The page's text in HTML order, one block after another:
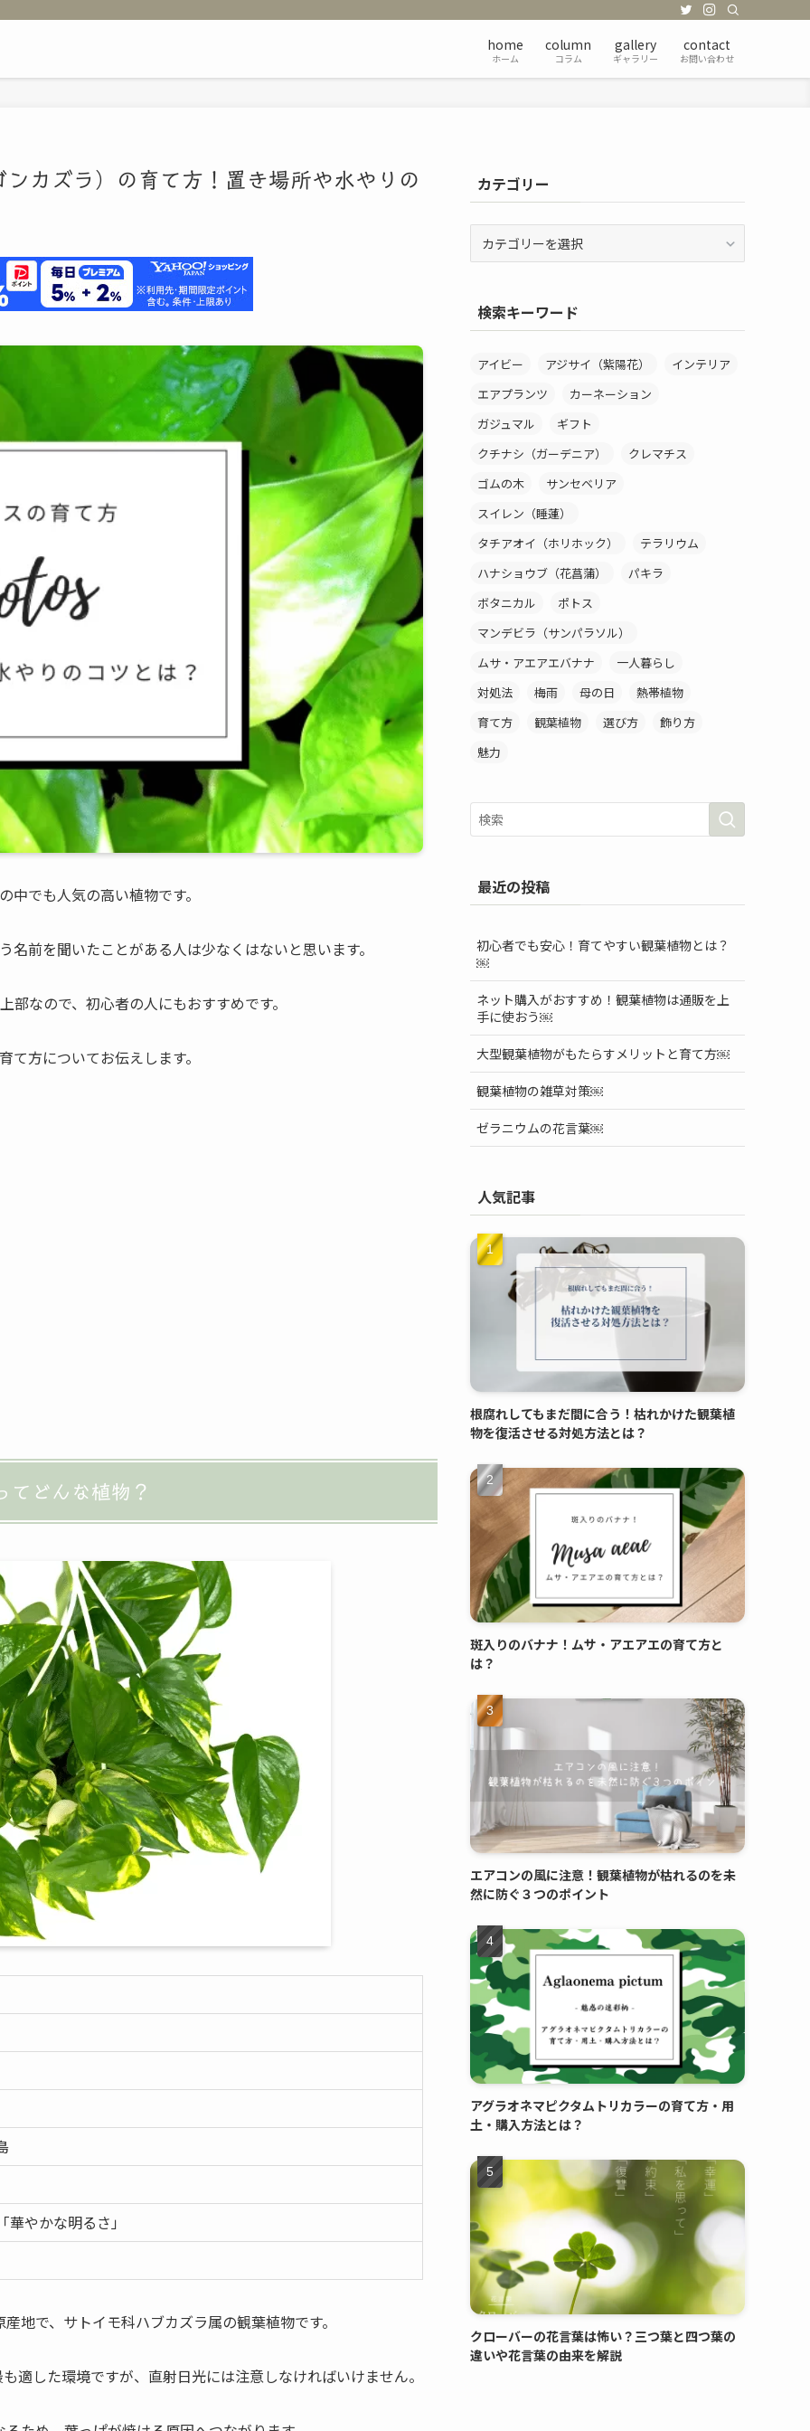
home
ホーム
column
コラム
gallery
ギャラリー
contact
お問い合わせ
カズラ）の育て方！置き場所や水やりの
中でも人気の高い植物です。
前を聞いたことがある人は少なくはないと思います。
部なので、初心者の人にもおすすめです。
て方についてお伝えします。
てどんな植物？
やかな明るさ」
地で、サトイモ科ハブカズラ属の観葉植物です。
した環境ですが、直射日光には注意しなければいけません。
カテゴリー
ー
検索キーワード
アイビー アジサイ（紫陽花）
インテリア
エアプランツ
カーネーション
ガジュマル
ギフト
クチナシ（ガーデニア）
クレマチス
ゴムの木
サンセベリア
スイレン（睡蓮）
タチアオイ（ホリホック）
テラリウム
ハナショウブ（花菖蒲）
パキラ
ボタニカル
ポトス
マンデビラ（サンパラソル）
ムサ・アエアエバナナ
一人暮らし
対処法
梅雨 母の日
熱帯植物
育て方
観葉植物 選び方
飾り方
魅力
最近の投稿
初心者でも安心！育てやすい観葉植物とは？
￼
ネット購入がおすすめ！観葉植物は通販を上
手に使おう￼
大型観葉植物がもたらすメリットと育て方￼
観葉植物の雑草対策￼
ゼラニウムの花言葉￼
人気記事
根腐れしてもまだ間に合う！枯れかけた観葉植
物を復活させる対処方法とは？
斑入りのバナナ！ムサ・アエアエの育て方と
は？
エアコンの風に注意！観葉植物が枯れるのを未
然に防ぐ３つのポイント
アグラオネマピクタムトリカラーの育て方・用
土・購入方法とは？
クローバーの花言葉は怖い？三つ葉と四つ葉の
違いや花言葉の由来を解説